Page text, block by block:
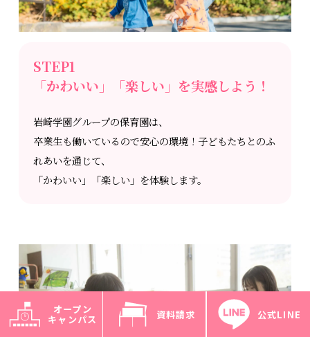
STEP1
「かわいい」「楽しい」を実感しよう！
岩崎学園グループの保育園は、
卒業生も働いているので安心の環境！子どもたちとのふ
れあいを通じて、
「かわいい」「楽しい」を体験します。
オープン
キャンパス 資料請求 公式LINE